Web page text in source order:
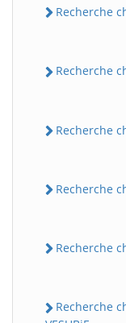
Recherche
Recherche
Recherche
Recherche
Recherche
Recherche